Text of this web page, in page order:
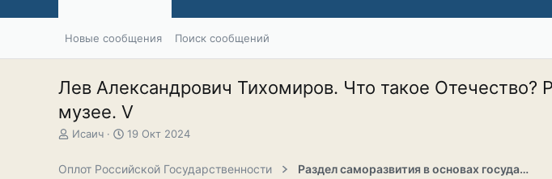
Новые сообщения Поиск сообщений
Лев Александрович Тихомиров. Что такое Отечество?
музее. V
А
Исаич
Д
19 Окт 2024
Оплот Российской Государственности Раздел саморазвития в основах государственности